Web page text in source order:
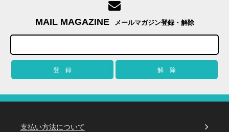
MAIL MAGAZINE メールマガジン登録・解除
支払い方法について